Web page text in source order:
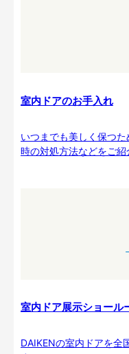
室内ドアのお手入れ
いつまでも美しく保つ
時の対処方法などをご紹
室内ドア展示ショール
DAIKENの室内ドアを全